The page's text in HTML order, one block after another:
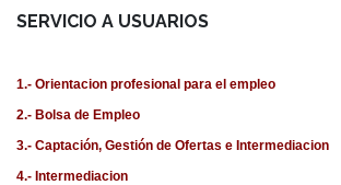
SERVICIO A USUARIOS
1.- Orientacion profesional para el empleo
2.- Bolsa de Empleo
3.- Captación, Gestión de Ofertas e Intermediacion
4.- Intermediacion